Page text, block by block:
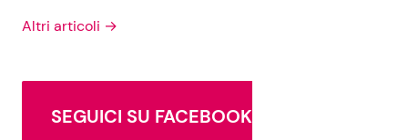
Altri articoli →
SEGUICI SU FACEBOOK